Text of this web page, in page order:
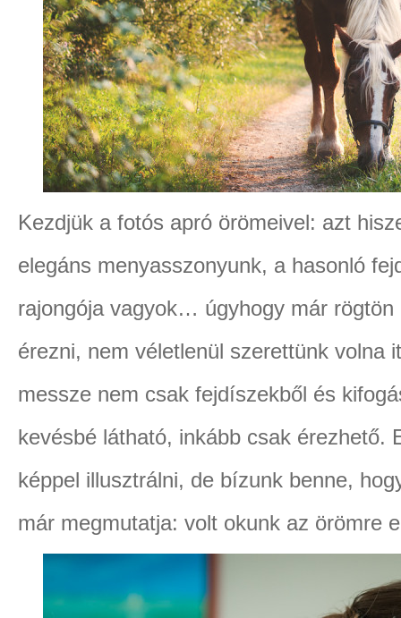
Kezdjük a fotós apró örömeivel: azt
elegáns menyasszonyunk, a hasonló
rajongója vagyok… úgyhogy már
érezni, nem véletlenül szerettünk volna
messze nem csak fejdíszekből és
kevésbé látható, inkább csak érezhető.
képpel illusztrálni, de bízunk benne,
már megmutatja: volt okunk az örömre